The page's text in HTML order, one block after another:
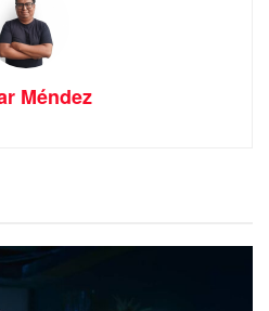
Méndez